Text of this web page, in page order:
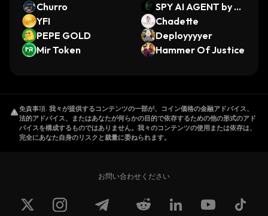
Churro
SPY AI AGENT by Vi
rtuals
YFI
Chadette
PEPE GOLD
Deployyyyer
Mir Token
Hammer Of Justice
免責事項. 我々が提供するコンテンツの一部が、コイン価格の金融アドバイス、
法的アドバイス、またはあなたが何らかの目的で依存するための他の形式のアド
バイスを構成するものではありません。我々のコンテンツの使用または依存は、
完全にあなた自身のリスクと裁量に委ねられます。
お問い合わせください